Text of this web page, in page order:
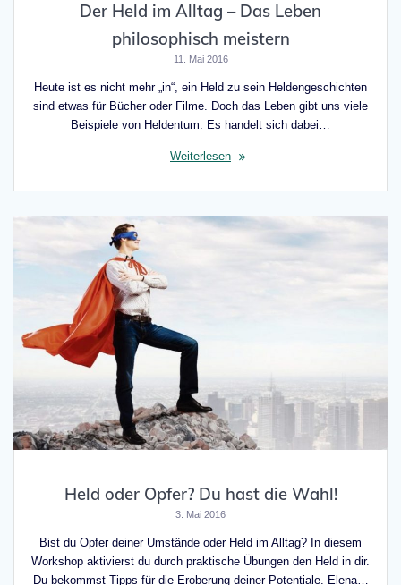
Der Held im Alltag – Das Leben
philosophisch meistern
11. Mai 2016
Heute ist es nicht mehr „in“, ein Held zu sein Heldengeschichten
sind etwas für Bücher oder Filme. Doch das Leben gibt uns viele
Beispiele von Heldentum. Es handelt sich dabei…
Weiterlesen
Held oder Opfer? Du hast die Wahl!
3. Mai 2016
Bist du Opfer deiner Umstände oder Held im Alltag? In diesem
Workshop aktivierst du durch praktische Übungen den Held in dir.
Du bekommst Tipps für die Eroberung deiner Potentiale. Elena…